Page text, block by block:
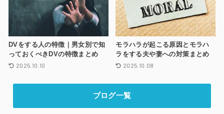
DVをする人の特徴｜男女別で知
っておくべきDVの特徴まとめ
2025.10.10
モラハラが起こる原因とモラハ
ラをする夫や妻への対策まとめ
2025.10.08
ブログ一覧